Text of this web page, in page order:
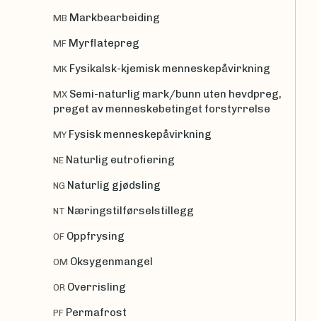
MB Markbearbeiding
MF Myrflatepreg
MK Fysikalsk-kjemisk menneskepåvirkning
MX Semi-naturlig mark/bunn uten hevdpreg,
preget av menneskebetinget forstyrrelse
MY Fysisk menneskepåvirkning
NE Naturlig eutrofiering
NG Naturlig gjødsling
NT Næringstilførselstillegg
OF Oppfrysing
OM Oksygenmangel
OR Overrisling
PF Permafrost